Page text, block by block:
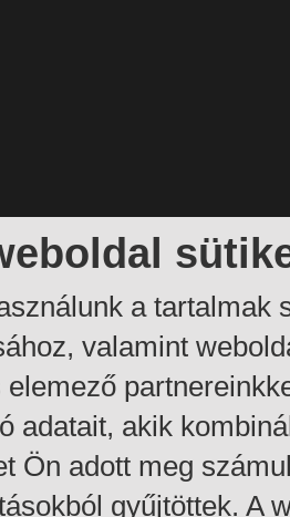
a tartalmak
valamint
elemező
adatait, akik
Ön adott meg
gyűjtöttek. A